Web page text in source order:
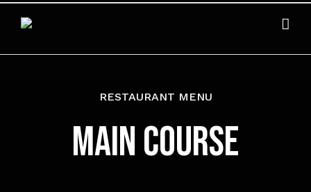
Inhalt
springen
RESTAURANT MENU
MAIN COURSE